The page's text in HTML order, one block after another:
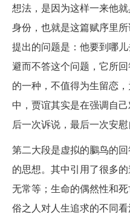
想法，是因为这样一来他
身份，也就是这篇赋序里
提出的问题是：他要到哪
避而不答这个问题，它所
的一种，不值得为生留恋
中，贾谊其实是在强调自
后一次诉说，最后一次安
第二大段是虚拟的鵩鸟的
的思想。其中引用了很多
无常等；生命的偶然性和
俗之人对人生追求的不同